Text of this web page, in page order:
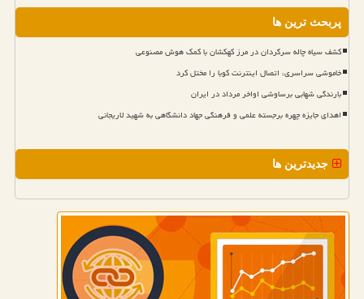
پربحث ترین ها
کشف سیاه چاله سرگردان در مرز کهکشان با کمک هوش مصنوعی
خاموشی سراسری، اتصال اینترنت کوبا را مختل کرد
بارندگی شهابی برساوشی اواخر مرداد در ایران
اهدای جایزه چهره برجسته علمی و فرهنگی جهاد دانشگاهی به شهید لاریجانی
جدیدترین ها